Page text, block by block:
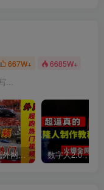
667W+ 6685W+
...
外面收费398元外网超跑豪车汽车视频搬运至快手抖音上热门项目